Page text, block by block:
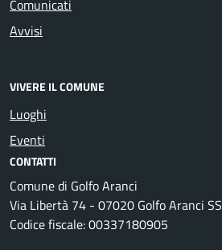
Comunicati
Avvisi
VIVERE IL COMUNE
Luoghi
Eventi
CONTATTI
Comune di Golfo Aranci
Via Libertà 74 - 07020 Golfo Aranci SS
Codice fiscale: 00337180905